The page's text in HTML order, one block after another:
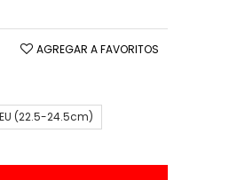
AGREGAR A FAVORITOS
(22.5-24.5cm)